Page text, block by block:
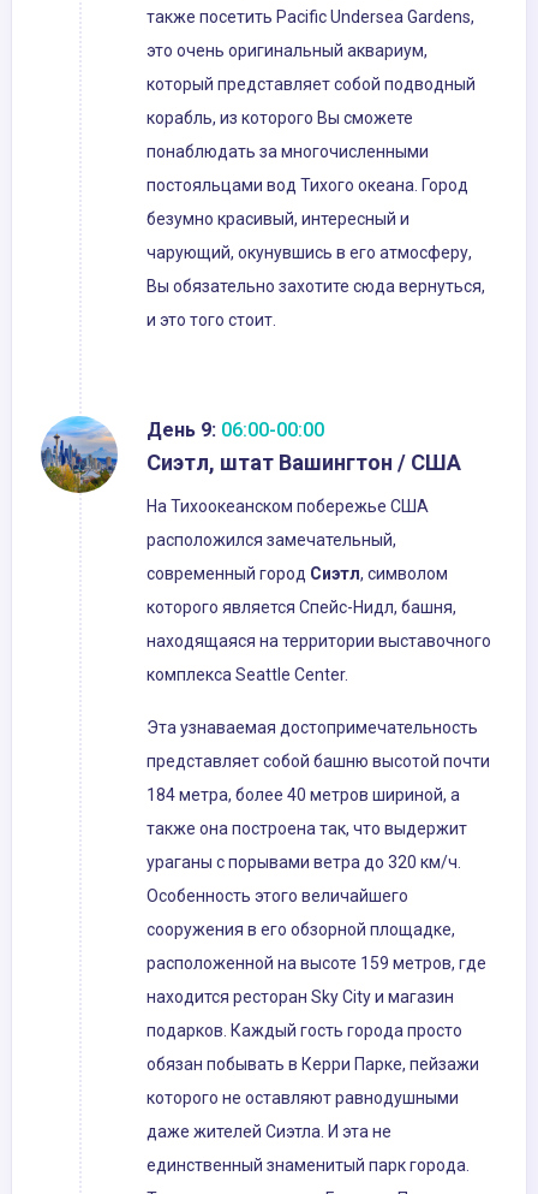
также посетить Pacific Undersea Gardens,
это очень оригинальный аквариум,
который представляет собой подводный
корабль, из которого Вы сможете
понаблюдать за многочисленными
постояльцами вод Тихого океана. Город
безумно красивый, интересный и
чарующий, окунувшись в его атмосферу,
Вы обязательно захотите сюда вернуться,
и это того стоит.
День 9: 06:00-00:00
Сиэтл, штат Вашингтон / США
На Тихоокеанском побережье США
расположился замечательный,
современный город Сиэтл, символом
которого является Спейс-Нидл, башня,
находящаяся на территории выставочного
комплекса Seattle Center.
Эта узнаваемая достопримечательность
представляет собой башню высотой почти
184 метра, более 40 метров шириной, а
также она построена так, что выдержит
ураганы с порывами ветра до 320 км/ч.
Особенность этого величайшего
сооружения в его обзорной площадке,
расположенной на высоте 159 метров, где
находится ресторан Sky City и магазин
подарков. Каждый гость города просто
обязан побывать в Керри Парке, пейзажи
которого не оставляют равнодушными
даже жителей Сиэтла. И эта не
единственный знаменитый парк города.